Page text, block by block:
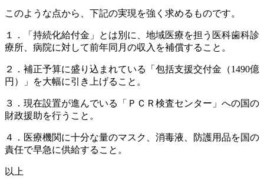
このような点から、下記の実現を強く求めるものです。
１．「持続化給付金」とは別に、地域医療を担う医科歯科診
療所、病院に対して前年同月の収入を補償すること。
２．補正予算に盛り込まれている「包括支援交付金（1490億
円）」を大幅に引き上げること。
３．現在設置が進んでいる「ＰＣＲ検査センター」への国の
財政援助を行うこと。
４．医療機関に十分な量のマスク、消毒液、防護用品を国の
責任で早急に供給すること。
以上